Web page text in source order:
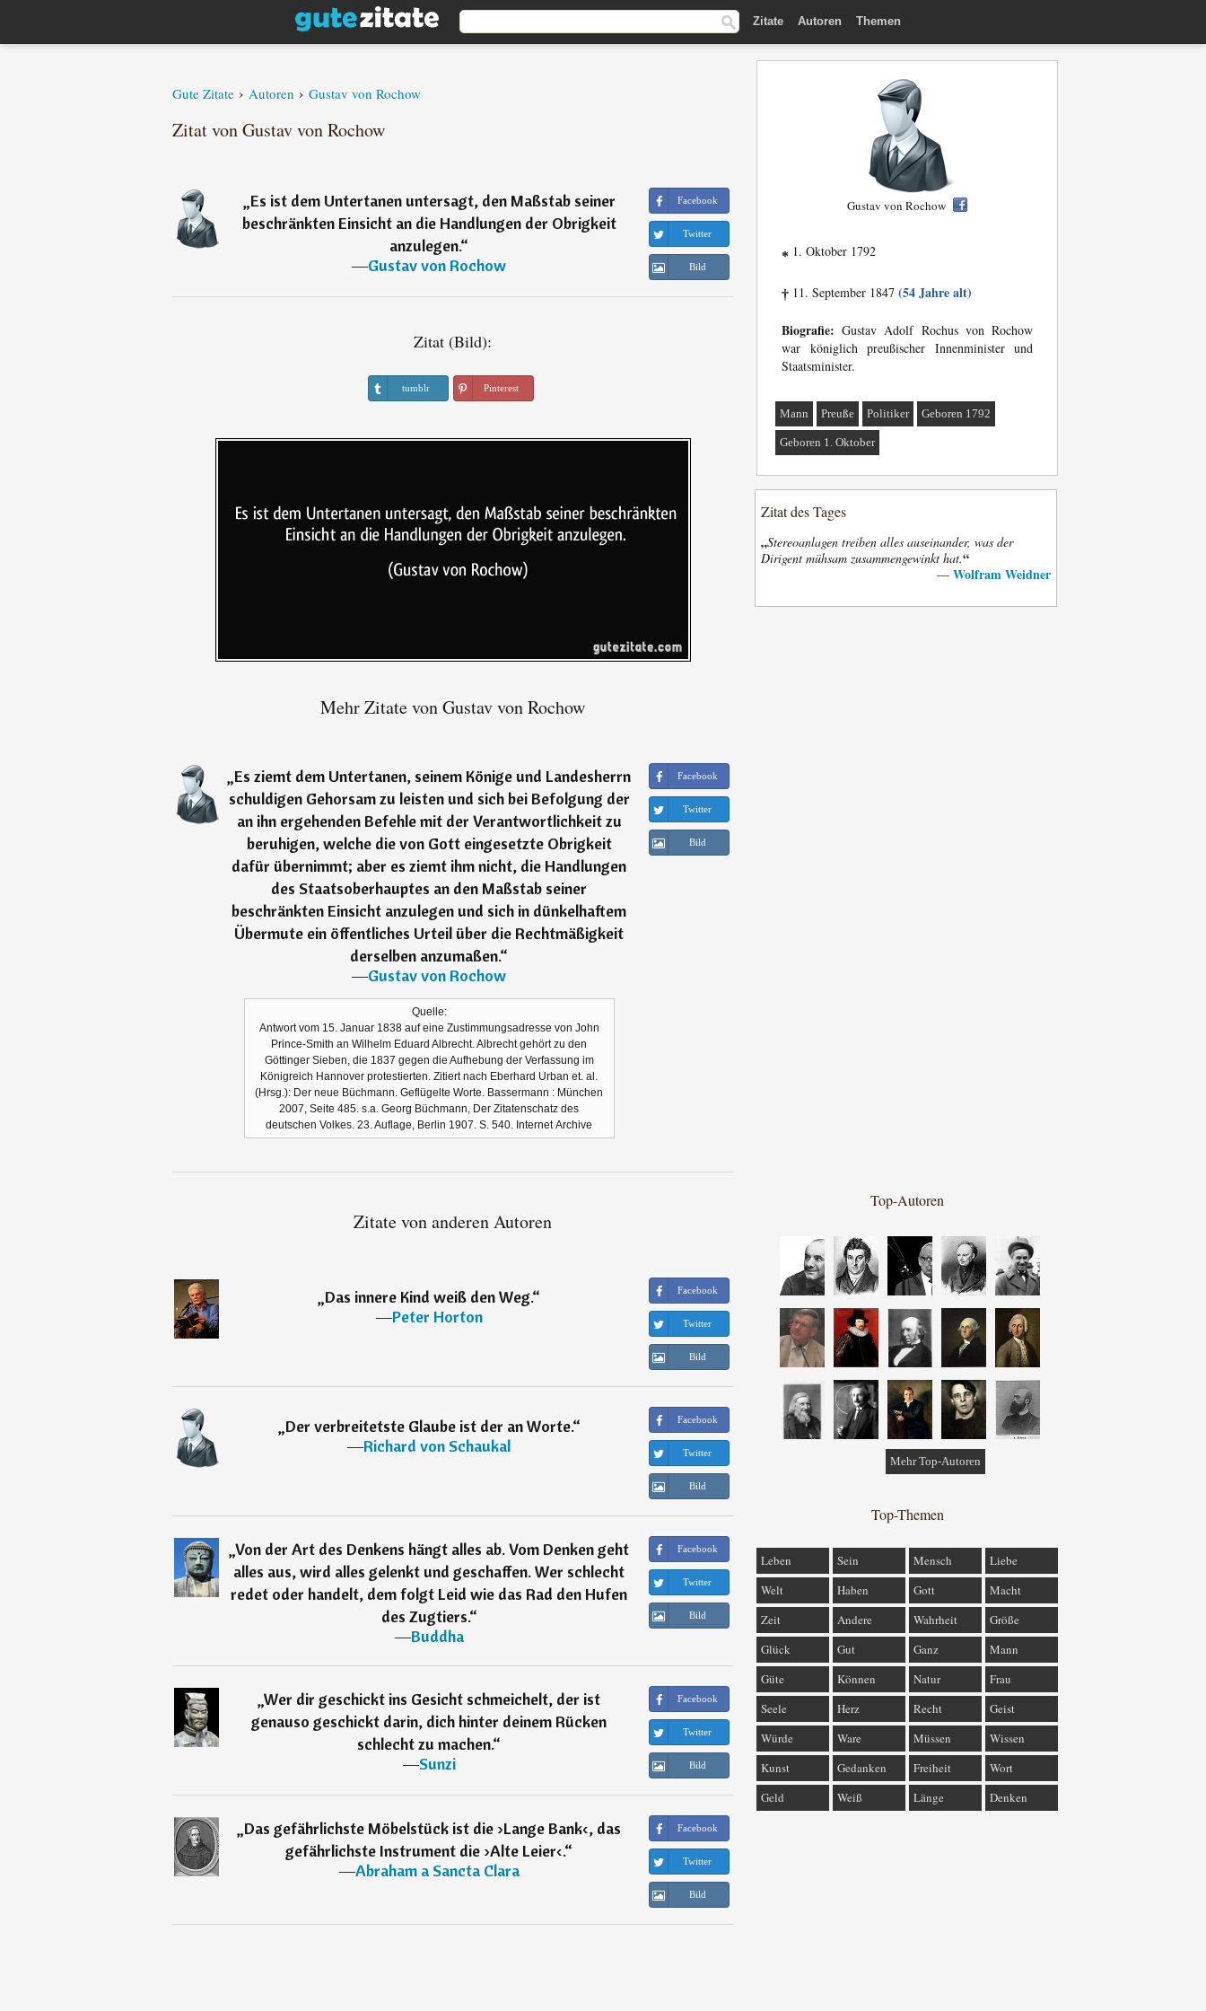
Zitate Autoren Themen
Gute Zitate › Autoren › Gustav von Rochow
Zitat von Gustav von Rochow
„Es ist dem Untertanen untersagt, den Maßstab seiner
beschränkten Einsicht an die Handlungen der Obrigkeit
anzulegen.“
―Gustav von Rochow
Facebook
Twitter
Bild
Zitat (Bild):
tumblr Pinterest
Mehr Zitate von Gustav von Rochow
„Es ziemt dem Untertanen, seinem Könige und Landesherrn
schuldigen Gehorsam zu leisten und sich bei Befolgung der
an ihn ergehenden Befehle mit der Verantwortlichkeit zu
beruhigen, welche die von Gott eingesetzte Obrigkeit
dafür übernimmt; aber es ziemt ihm nicht, die Handlungen
des Staatsoberhauptes an den Maßstab seiner
beschränkten Einsicht anzulegen und sich in dünkelhaftem
Übermute ein öffentliches Urteil über die Rechtmäßigkeit
derselben anzumaßen.“
―Gustav von Rochow
Quelle:
Antwort vom 15. Januar 1838 auf eine Zustimmungsadresse von John
Prince-Smith an Wilhelm Eduard Albrecht. Albrecht gehört zu den
Göttinger Sieben, die 1837 gegen die Aufhebung der Verfassung im
Königreich Hannover protestierten. Zitiert nach Eberhard Urban et. al.
(Hrsg.): Der neue Büchmann. Geflügelte Worte. Bassermann : München
2007, Seite 485. s.a. Georg Büchmann, Der Zitatenschatz des
deutschen Volkes. 23. Auflage, Berlin 1907. S. 540. Internet Archive
Facebook
Twitter
Bild
Zitate von anderen Autoren
„Das innere Kind weiß den Weg.“
―Peter Horton
Facebook
Twitter
Bild
„Der verbreitetste Glaube ist der an Worte.“
―Richard von Schaukal
Facebook
Twitter
Bild
„Von der Art des Denkens hängt alles ab. Vom Denken geht
alles aus, wird alles gelenkt und geschaffen. Wer schlecht
redet oder handelt, dem folgt Leid wie das Rad den Hufen
des Zugtiers.“
―Buddha
Facebook
Twitter
Bild
„Wer dir geschickt ins Gesicht schmeichelt, der ist
genauso geschickt darin, dich hinter deinem Rücken
schlecht zu machen.“
―Sunzi
Facebook
Twitter
Bild
„Das gefährlichste Möbelstück ist die ›Lange Bank‹, das
gefährlichste Instrument die ›Alte Leier‹.“
―Abraham a Sancta Clara
Facebook
Twitter
Bild
Gustav von Rochow
* 1. Oktober 1792
† 11. September 1847 (54 Jahre alt)
Biografie: Gustav Adolf Rochus von Rochow
war königlich preußischer Innenminister und
Staatsminister.
Mann Preuße Politiker Geboren 1792
Geboren 1. Oktober
Zitat des Tages
„Stereoanlagen treiben alles auseinander, was der
Dirigent mühsam zusammengewinkt hat.“
— Wolfram Weidner
Top-Autoren
Mehr Top-Autoren
Top-Themen
Leben Sein Mensch
Liebe
Welt
Haben Gott
Macht
Zeit
Andere Wahrheit
Größe
Glück
Gut Ganz
Mann
Güte
Können Natur
Frau
Seele
Herz Recht
Geist
Würde
Ware Müssen
Wissen
Kunst
Gedanken Freiheit
Wort
Geld
Weiß Länge Denken